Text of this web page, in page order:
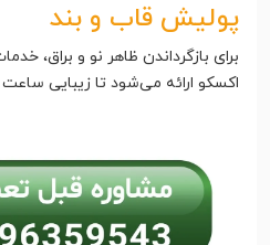
پولیش قاب و بند
برای بازگرداندن ظاهر نو و براق،
اکسکو ارائه می‌شود تا زیبایی